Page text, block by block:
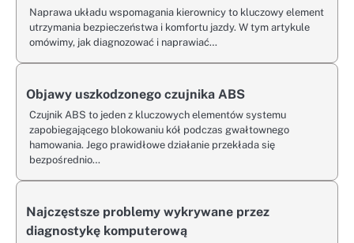
Naprawa układu wspomagania kierownicy to kluczowy element
utrzymania bezpieczeństwa i komfortu jazdy. W tym artykule
omówimy, jak diagnozować i naprawiać…
Objawy uszkodzonego czujnika ABS
Czujnik ABS to jeden z kluczowych elementów systemu
zapobiegającego blokowaniu kół podczas gwałtownego
hamowania. Jego prawidłowe działanie przekłada się
bezpośrednio…
Najczęstsze problemy wykrywane przez
diagnostykę komputerową